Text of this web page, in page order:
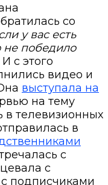
со
у вас есть
не победило
И с этого
видео и
выступала на
на тему
в телевизионных
в
с
с
подписчиками